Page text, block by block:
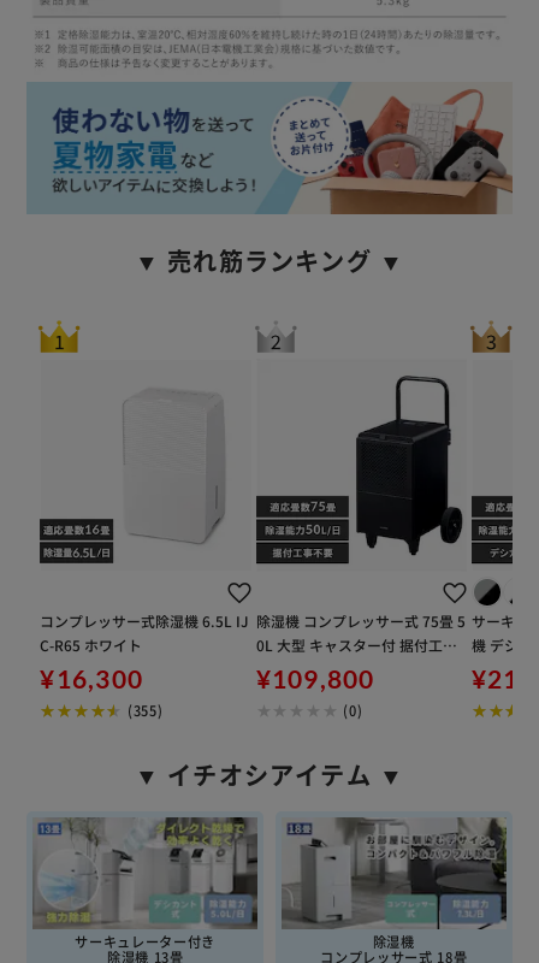
▼ 売れ筋ランキング ▼
コンプレッサー式除湿機 6.5L IJ
C-R65 ホワイト
¥16,300
(355)
除湿機 コンプレッサー式 75畳 5
0L 大型 キャスター付 据付工事
不要 IJCG-A50-B
¥109,800
(0)
サーキュ
機 デシカ
台3役 ホ
▼ イチオシアイテム ▼
サーキュレーター付き
除湿機 13畳
除湿機
コンプレッサー式 18畳